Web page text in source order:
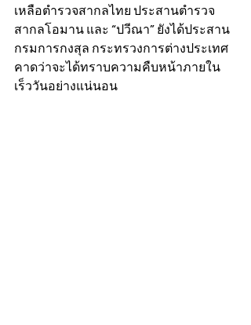
เหลือตำรวจสากลไทย ประสานตำรวจ
สากลโอมาน และ “ปวีณา” ยังได้ประสาน
กรมการกงสุล กระทรวงการต่างประเทศ
คาดว่าจะได้ทราบความคืบหน้าภายใน
เร็ววันอย่างแน่นอน